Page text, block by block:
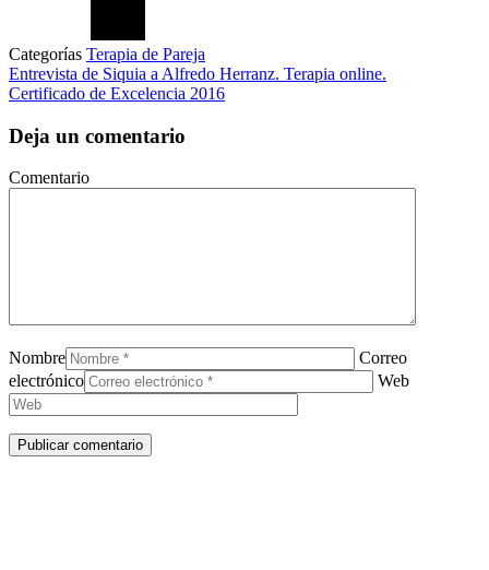
Categorías Terapia de Pareja
Entrevista de Siquia a Alfredo Herranz. Terapia online.
Certificado de Excelencia 2016
Deja un comentario
Comentario
Nombre
Correo
electrónico
Web